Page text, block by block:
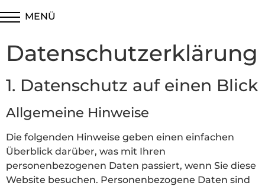
MENÜ
Datenschutz­erklärung
1. Datenschutz auf einen Blick
Allgemeine Hinweise
Die folgenden Hinweise geben einen einfachen
Überblick darüber, was mit Ihren
personenbezogenen Daten passiert, wenn Sie diese
Website besuchen. Personenbezogene Daten sind